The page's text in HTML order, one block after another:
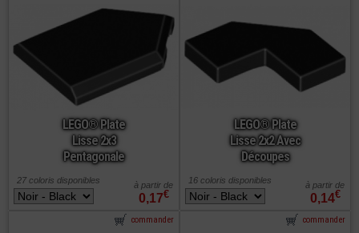
LEGO® Plate
Lisse 2x3
Pentagonale
0,17€
à partir de
27 coloris disponibles
LEGO® Plate
Lisse 2x2 Avec
Découpes
0,14€
à partir de
16 coloris disponibles
commander commander